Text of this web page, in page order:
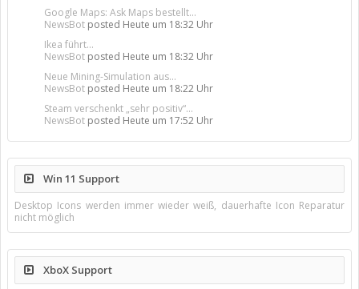
Google Maps: Ask Maps bestellt...
NewsBot posted Heute um 18:32 Uhr
Ikea führt...
NewsBot posted Heute um 18:32 Uhr
Neue Mining-Simulation aus...
NewsBot posted Heute um 18:22 Uhr
Steam verschenkt „sehr positiv“...
NewsBot posted Heute um 17:52 Uhr
Win 11 Support
Desktop Icons werden immer wieder weiß, dauerhafte Icon Reparatur
nicht möglich
XboX Support